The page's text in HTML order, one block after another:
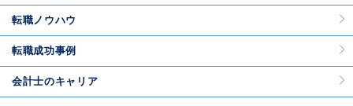
転職ノウハウ
転職成功事例
会計士のキャリア